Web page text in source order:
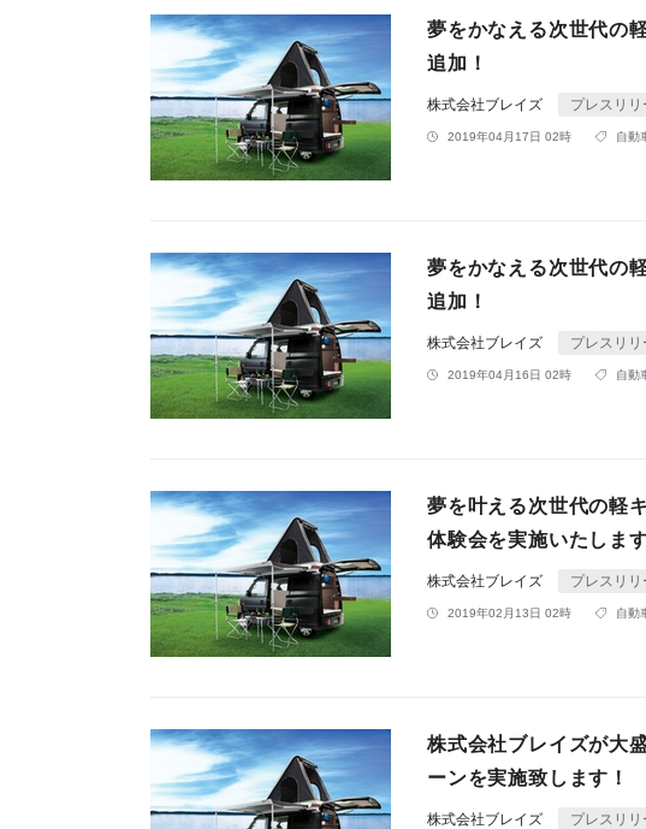
夢をかなえる次世代の
追加！
株式会社ブレイズ プレスリリ
2019年04月17日 02時 自動
夢をかなえる次世代の
追加！
株式会社ブレイズ プレスリリ
2019年04月16日 02時 自動
夢を叶える次世代の軽
体験会を実施いたしま
株式会社ブレイズ プレスリリ
2019年02月13日 02時 自動
株式会社ブレイズが大
ーンを実施致します！
株式会社ブレイズ プレスリリ